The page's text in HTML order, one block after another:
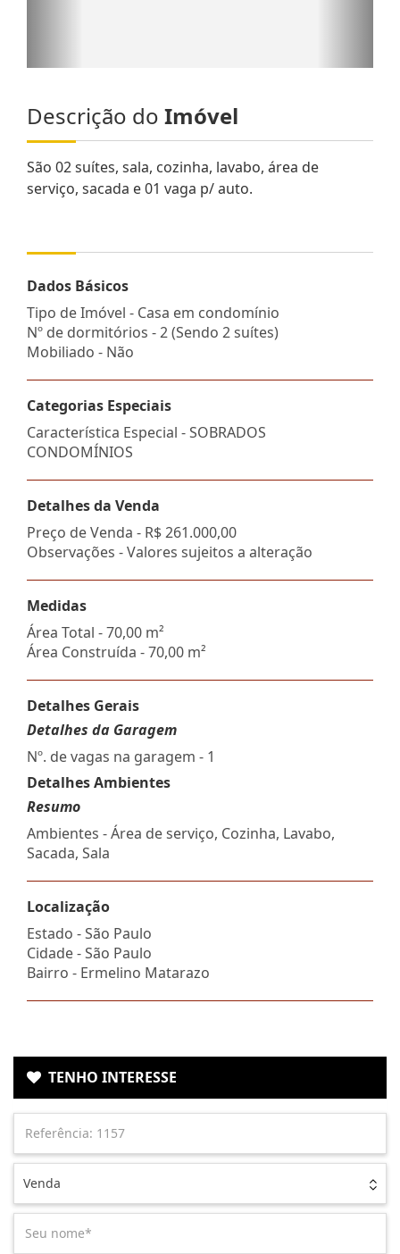
Descrição do Imóvel
São 02 suítes, sala, cozinha, lavabo, área de
serviço, sacada e 01 vaga p/ auto.
Dados Básicos
Tipo de Imóvel - Casa em condomínio
Nº de dormitórios - 2 (Sendo 2 suítes)
Mobiliado - Não
Categorias Especiais
Característica Especial - SOBRADOS
CONDOMÍNIOS
Detalhes da Venda
Preço de Venda - R$ 261.000,00
Observações - Valores sujeitos a alteração
Medidas
Área Total - 70,00 m²
Área Construída - 70,00 m²
Detalhes Gerais
Detalhes da Garagem
Nº. de vagas na garagem - 1
Detalhes Ambientes
Resumo
Ambientes - Área de serviço, Cozinha, Lavabo,
Sacada, Sala
Localização
Estado -São Paulo
Cidade -São Paulo
Bairro - Ermelino Matarazo
TENHO INTERESSE
Venda